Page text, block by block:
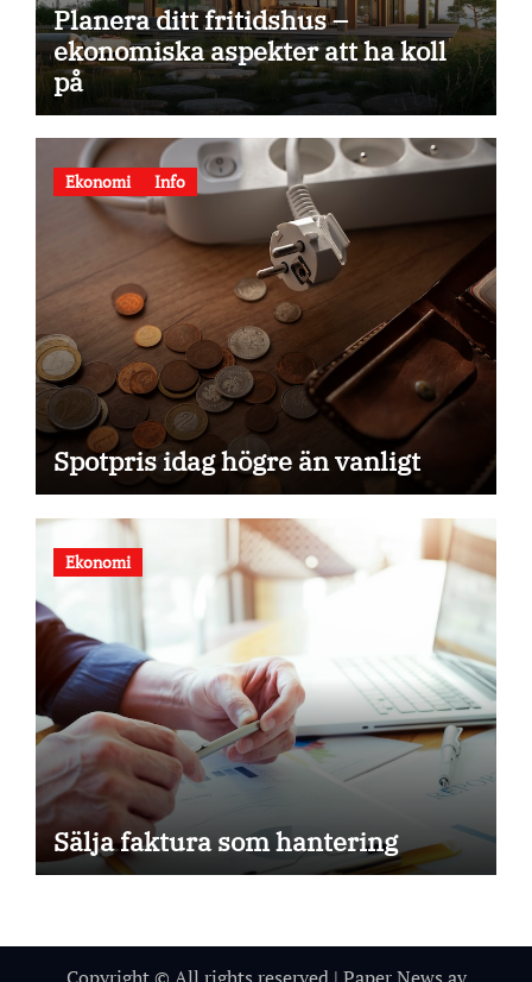
Planera ditt fritidshus –
ekonomiska aspekter att ha koll
på
Ekonomi Info
Spotpris idag högre än vanligt
Ekonomi
Sälja faktura som hantering
Copyright © All rights reserved | Paper News av